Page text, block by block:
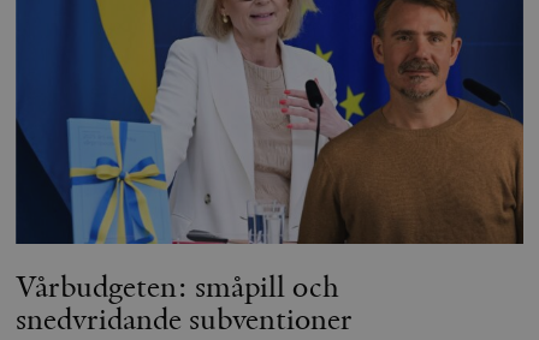
Vårbudgeten: småpill och
snedvridande subventioner